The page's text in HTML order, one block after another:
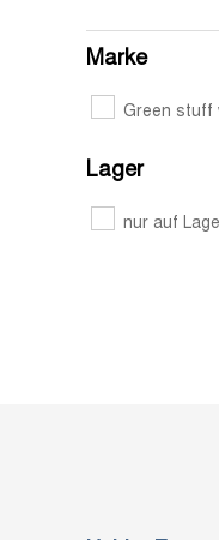
Marke
Green stuff
Lager
nur auf